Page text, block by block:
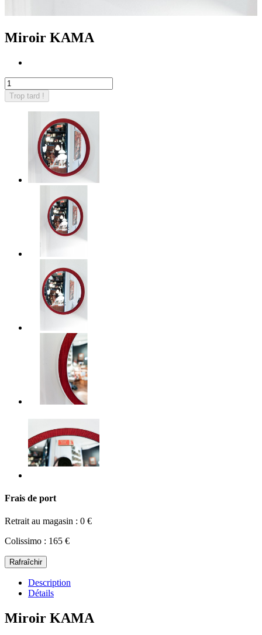
Miroir KAMA
Trop tard !
Frais de port
Retrait au magasin : 0 €
Colissimo : 165 €
Description
Détails
Miroir KAMA